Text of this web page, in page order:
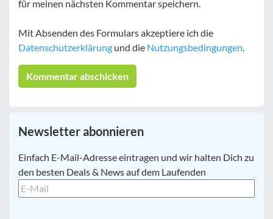
für meinen nächsten Kommentar speichern.
Mit Absenden des Formulars akzeptiere ich die
Datenschutzerklärung und die Nutzungsbedingungen.
Newsletter abonnieren
E-
Mail *
Einfach E-Mail-Adresse eintragen und wir halten Dich zu
den besten Deals & News auf dem Laufenden